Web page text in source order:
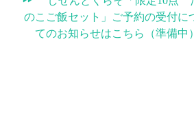
のこご飯セット」ご予約の受付に
てのお知らせはこちら（準備中）